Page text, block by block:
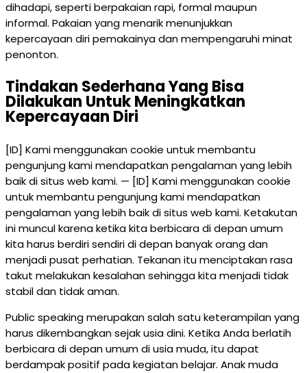
dihadapi, seperti berpakaian rapi, formal maupun
informal. Pakaian yang menarik menunjukkan
kepercayaan diri pemakainya dan mempengaruhi minat
penonton.
Tindakan Sederhana Yang Bisa
Dilakukan Untuk Meningkatkan
Kepercayaan Diri
[ID] Kami menggunakan cookie untuk membantu
pengunjung kami mendapatkan pengalaman yang lebih
baik di situs web kami. — [ID] Kami menggunakan cookie
untuk membantu pengunjung kami mendapatkan
pengalaman yang lebih baik di situs web kami. Ketakutan
ini muncul karena ketika kita berbicara di depan umum
kita harus berdiri sendiri di depan banyak orang dan
menjadi pusat perhatian. Tekanan itu menciptakan rasa
takut melakukan kesalahan sehingga kita menjadi tidak
stabil dan tidak aman.
Public speaking merupakan salah satu keterampilan yang
harus dikembangkan sejak usia dini. Ketika Anda berlatih
berbicara di depan umum di usia muda, itu dapat
berdampak positif pada kegiatan belajar. Anak muda